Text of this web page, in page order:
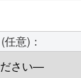
意)：